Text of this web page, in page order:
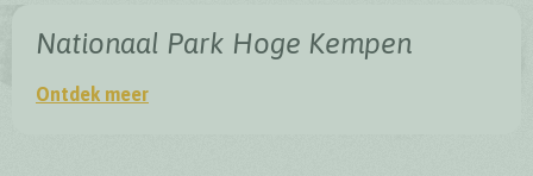
Nationaal Park Hoge Kempen
Ontdek meerNationaal Park Hoge Kempen